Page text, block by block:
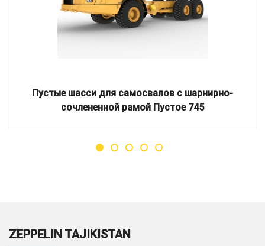
Пустые шасси для самосвалов с шарнирно-
сочлененной рамой Пустое 745
ZEPPELIN TAJIKISTAN